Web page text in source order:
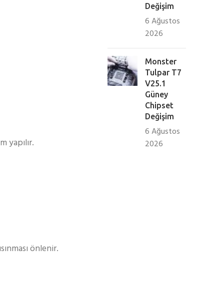
yapılır.
önlenir.
Değişim
6 Ağustos
2026
Monster
Tulpar T7
V25.1
Güney
Chipset
Değişim
6 Ağustos
2026